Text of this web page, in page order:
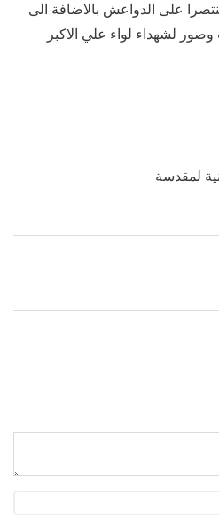
على الدواعش بالاضافة الى
لشهداء لواء علي الاكبر
لمقدسة